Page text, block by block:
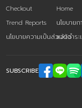
Checkout
Home
Trend Reports
นโยบาย
นโยบายความเป็นส่วนตัว
แจ้งชำระ
SUBSCRIBE